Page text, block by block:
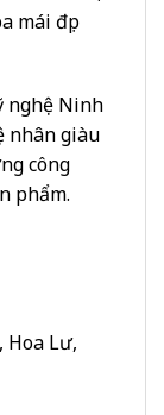
mái đẹp
nghệ Ninh
nhân giàu
công
phẩm.
Hoa Lư,